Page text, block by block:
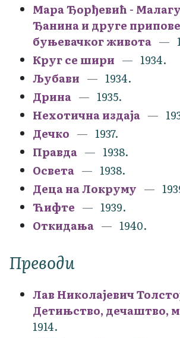
Мара Ђорђевић -
Ђанина и друге
буњевачког живота
Круг се шири
1934.
Љубави
1934.
Дрина
1935.
Нехотична издаја
Дечко
1937.
Правда
1938.
Освета
1938.
Деца на Локруму
Ћифте
1939.
Откидања
1940.
Преводи
Лав Николајевич
Детињство, дечаштво,
1914.